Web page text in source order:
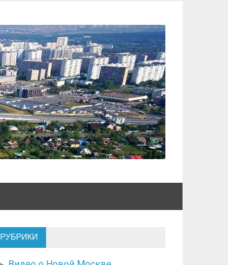
РУБРИКИ